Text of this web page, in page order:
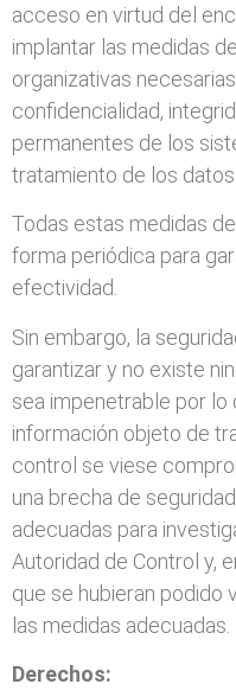
acceso en virtud del
implantar las medidas
organizativas
confidencialidad,
permanentes de los
tratamiento de los datos
Todas estas medidas
forma periódica para
efectividad.
Sin embargo, la
garantizar y no existe
sea impenetrable por lo
información objeto de
control se viese
una brecha de
adecuadas para
Autoridad de Control y,
que se hubieran podido
las medidas adecuadas.
Derechos: